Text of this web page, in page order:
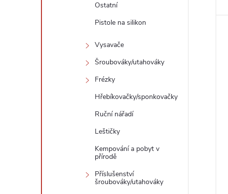
Ostatní
Pistole na silikon
Vysavače
Šroubováky/utahováky
Frézky
Hřebíkovačky/sponkovačky
Ruční nářadí
Leštičky
Kempování a pobyt v
přírodě
Příslušenství
šroubováky/utahováky
k